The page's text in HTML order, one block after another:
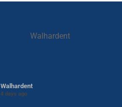
Walhardent
Walhardent
4 days ago